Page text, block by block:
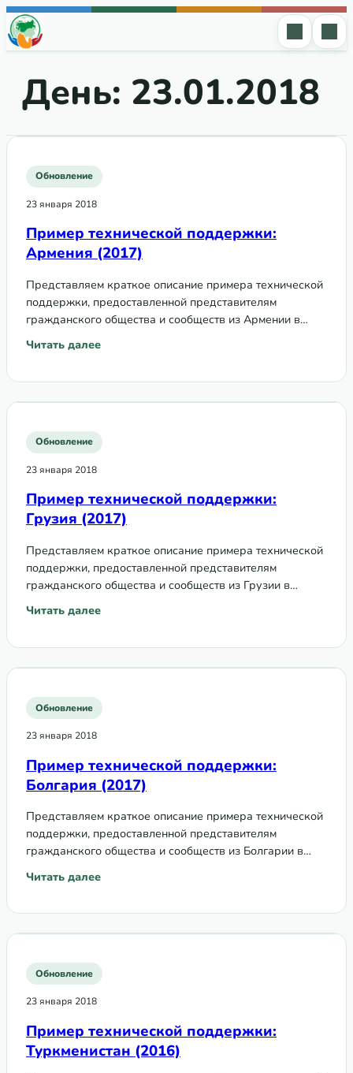
Перейти к содержимому
День: 23.01.2018
Обновление
23 января 2018
Пример технической поддержки:
Армения (2017)
Представляем краткое описание примера технической
поддержки, предоставленной представителям
гражданского общества и сообществ из Армении в
рамках Программы технической поддержки по
вопросам сообществ, прав и гендера в 2017 году.
Читать далее
: Пример технической поддержки: Армения (2017)
Обновление
23 января 2018
Пример технической поддержки:
Грузия (2017)
Представляем краткое описание примера технической
поддержки, предоставленной представителям
гражданского общества и сообществ из Грузии в
рамках Программы технической поддержки по
вопросам сообществ, прав и гендера в 2017 году.
Читать далее
: Пример технической поддержки: Грузия (2017)
Обновление
23 января 2018
Пример технической поддержки:
Болгария (2017)
Представляем краткое описание примера технической
поддержки, предоставленной представителям
гражданского общества и сообществ из Болгарии в
рамках Программы технической поддержки по
вопросам сообществ, прав и гендера в 2017 году.
Читать далее
: Пример технической поддержки: Болгария (2017)
Обновление
23 января 2018
Пример технической поддержки:
Туркменистан (2016)